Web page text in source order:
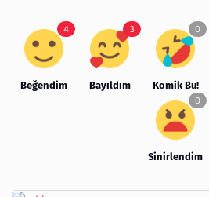
Beğendim Bayıldım Komik Bu!
Sinirlendim